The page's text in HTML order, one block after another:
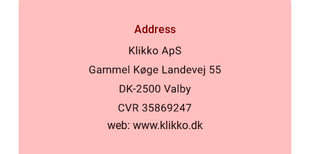
Address
web: www.klikko.dk